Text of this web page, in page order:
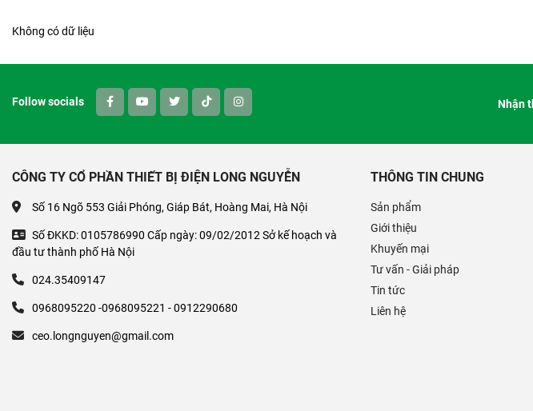
Không có dữ liệu
Follow socials Nhận
CÔNG TY CỔ PHẦN THIẾT BỊ ĐIỆN LONG NGUYỄN
Số 16 Ngõ 553 Giải Phóng, Giáp Bát, Hoàng Mai, Hà Nội
Số ĐKKD: 0105786990 Cấp ngày: 09/02/2012 Sở kế hoạch và
đầu tư thành phố Hà Nội
024.35409147
0968095220 -0968095221 - 0912290680
ceo.longnguyen@gmail.com
THÔNG TIN CHUNG
Sản phẩm
Giới thiệu
Khuyến mại
Tư vấn - Giải pháp
Tin tức
Liên hệ